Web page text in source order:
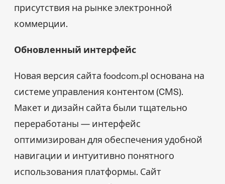
присутствия на рынке электронной
коммерции.
Обновленный интерфейс
Новая версия сайта foodcom.pl основана на
системе управления контентом (CMS).
Макет и дизайн сайта были тщательно
переработаны — интерфейс
оптимизирован для обеспечения удобной
навигации и интуитивно понятного
использования платформы. Сайт